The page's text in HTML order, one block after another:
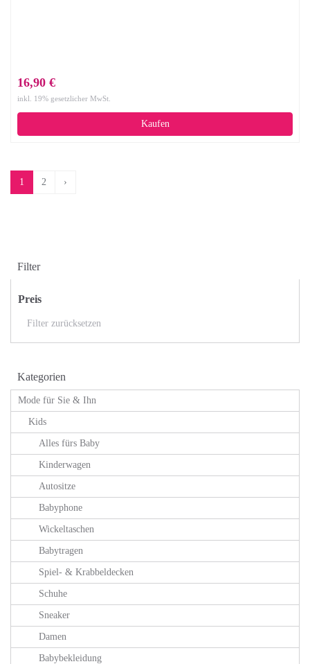
16,90 €
inkl. 19% gesetzlicher MwSt.
Kaufen
1 2 ›
Filter
Preis
Filter zurücksetzen
Kategorien
Mode für Sie & Ihn
Kids
Alles fürs Baby
Kinderwagen
Autositze
Babyphone
Wickeltaschen
Babytragen
Spiel- & Krabbeldecken
Schuhe
Sneaker
Damen
Babybekleidung